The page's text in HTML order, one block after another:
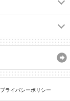
プライバシーポリシー